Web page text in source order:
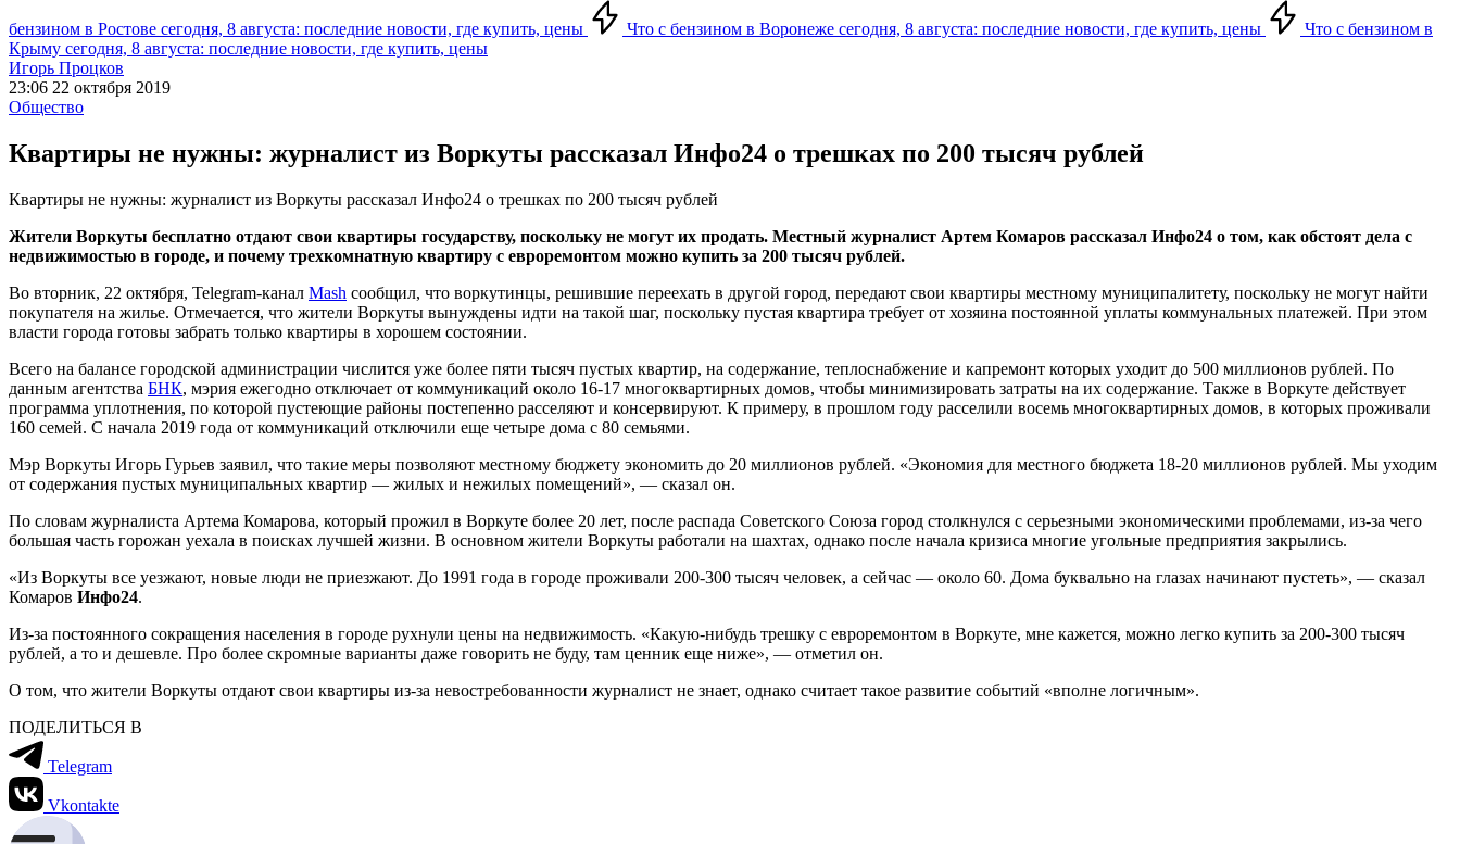
бензином в Ростове сегодня, 8 августа: последние новости, где купить, цены Что с бензином в Воронеже сегодня, 8 августа: последние новости, где купить, цены
Что с бензином в
Крыму сегодня, 8 августа: последние новости, где купить, цены
Игорь Процков
23:06 22 октября 2019
Общество
Квартиры не нужны: журналист из Воркуты рассказал Инфо24 о трешках по 200 тысяч рублей
Квартиры не нужны: журналист из Воркуты рассказал Инфо24 о трешках по 200 тысяч рублей
Жители Воркуты бесплатно отдают свои квартиры государству, поскольку не могут их продать. Местный журналист Артем Комаров рассказал Инфо24 о том, как обстоят дела с
недвижимостью в городе, и почему трехкомнатную квартиру с евроремонтом можно купить за 200 тысяч рублей.
Во вторник, 22 октября, Telegram-канал Mash сообщил, что воркутинцы, решившие переехать в другой город, передают свои квартиры местному муниципалитету, поскольку не могут найти
покупателя на жилье. Отмечается, что жители Воркуты вынуждены идти на такой шаг, поскольку пустая квартира требует от хозяина постоянной уплаты коммунальных платежей. При этом
власти города готовы забрать только квартиры в хорошем состоянии.
Всего на балансе городской администрации числится уже более пяти тысяч пустых квартир, на содержание, теплоснабжение и капремонт которых уходит до 500 миллионов рублей. По
данным агентства БНК, мэрия ежегодно отключает от коммуникаций около 16-17 многоквартирных домов, чтобы минимизировать затраты на их содержание. Также в Воркуте действует
программа уплотнения, по которой пустеющие районы постепенно расселяют и консервируют. К примеру, в прошлом году расселили восемь многоквартирных домов, в которых проживали
160 семей. С начала 2019 года от коммуникаций отключили еще четыре дома с 80 семьями.
Мэр Воркуты Игорь Гурьев заявил, что такие меры позволяют местному бюджету экономить до 20 миллионов рублей. «Экономия для местного бюджета 18-20 миллионов рублей. Мы уходим
от содержания пустых муниципальных квартир — жилых и нежилых помещений», — сказал он.
По словам журналиста Артема Комарова, который прожил в Воркуте более 20 лет, после распада Советского Союза город столкнулся с серьезными экономическими проблемами, из-за чего
большая часть горожан уехала в поисках лучшей жизни. В основном жители Воркуты работали на шахтах, однако после начала кризиса многие угольные предприятия закрылись.
«Из Воркуты все уезжают, новые люди не приезжают. До 1991 года в городе проживали 200-300 тысяч человек, а сейчас — около 60. Дома буквально на глазах начинают пустеть», — сказал
Комаров Инфо24.
Из-за постоянного сокращения населения в городе рухнули цены на недвижимость. «Какую-нибудь трешку с евроремонтом в Воркуте, мне кажется, можно легко купить за 200-300 тысяч
рублей, а то и дешевле. Про более скромные варианты даже говорить не буду, там ценник еще ниже», — отметил он.
О том, что жители Воркуты отдают свои квартиры из-за невостребованности журналист не знает, однако считает такое развитие событий «вполне логичным».
ПОДЕЛИТЬСЯ В
Telegram
Vkontakte